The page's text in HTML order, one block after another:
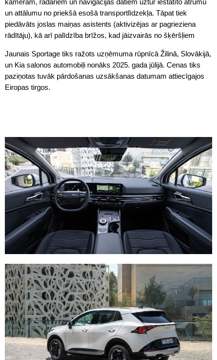
un attālumu no priekšā esošā transportlīdzekļa. Tāpat tiek
piedāvāts joslas maiņas asistents (aktivizējas ar pagrieziena
rādītāju), kā arī palīdzība brīžos, kad jāizvairās no šķēršļiem
Jaunais Sportage tiks ražots uzņēmuma rūpnīcā Žilinā, Slovākijā,
un Kia salonos automobiļi nonāks 2025. gada jūlijā. Cenas tiks
paziņotas tuvāk pārdošanas uzsākšanas datumam attiecīgajos
Eiropas tirgos.